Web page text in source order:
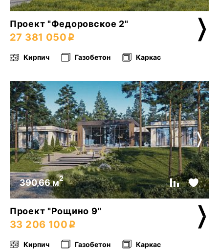
Проект "Федоровское 2"
27 381 050
Кирпич Газобетон Каркас
390,66 м2
Проект "Рощино 9"
33 206 100
Кирпич Газобетон Каркас